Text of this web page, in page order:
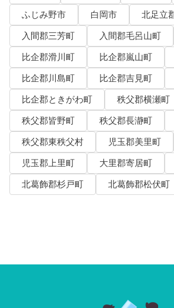
ふじみ野市
白岡市
北足立
入間郡三芳町
入間郡毛呂山町
比企郡滑川町
比企郡嵐山町
比企郡川島町
比企郡吉見町
比企郡ときがわ町
秩父郡横瀬町
秩父郡皆野町
秩父郡長瀞町
秩父郡東秩父村
児玉郡美里町
児玉郡上里町
大里郡寄居町
北葛飾郡杉戸町
北葛飾郡松伏町